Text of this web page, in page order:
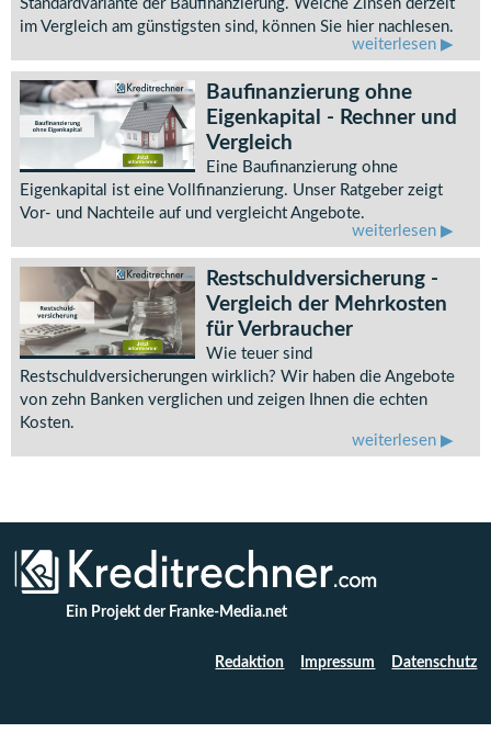
Standardvariante der Baufinanzierung. Welche Zinsen derzeit
im Vergleich am günstigsten sind, können Sie hier nachlesen.
weiterlesen
Baufinanzierung ohne
Eigenkapital - Rechner und
Vergleich
Eine Baufinanzierung ohne
Eigenkapital ist eine Vollfinanzierung. Unser Ratgeber zeigt
Vor- und Nachteile auf und vergleicht Angebote.
weiterlesen
Restschuldversicherung -
Vergleich der Mehrkosten
für Verbraucher
Wie teuer sind
Restschuldversicherungen wirklich? Wir haben die Angebote
von zehn Banken verglichen und zeigen Ihnen die echten
Kosten.
weiterlesen
Ein Projekt der Franke-Media.net
Redaktion Impressum Datenschutz